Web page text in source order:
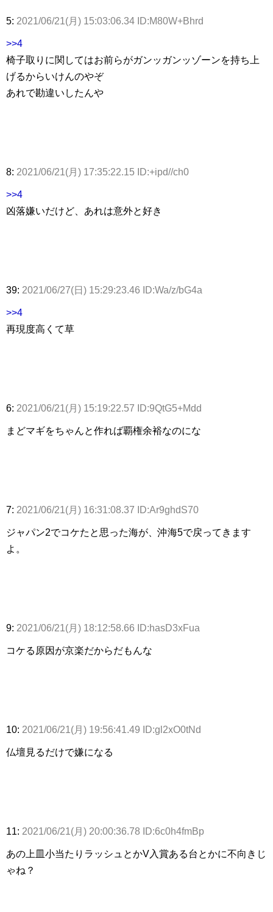
5: 2021/06/21(月) 15:03:06.34 ID:M80W+Bhrd
>>4
椅子取りに関してはお前らがガンッガンッゾーンを持ち上
げるからいけんのやぞ
あれで勘違いしたんや
8: 2021/06/21(月) 17:35:22.15 ID:+ipd//ch0
>>4
凶落嫌いだけど、あれは意外と好き
39: 2021/06/27(日) 15:29:23.46 ID:Wa/z/bG4a
>>4
再現度高くて草
6: 2021/06/21(月) 15:19:22.57 ID:9QtG5+Mdd
まどマギをちゃんと作れば覇権余裕なのにな
7: 2021/06/21(月) 16:31:08.37 ID:Ar9ghdS70
ジャパン2でコケたと思った海が、沖海5で戻ってきます
よ。
9: 2021/06/21(月) 18:12:58.66 ID:hasD3xFua
コケる原因が京楽だからだもんな
10: 2021/06/21(月) 19:56:41.49 ID:gl2xO0tNd
仏壇見るだけで嫌になる
11: 2021/06/21(月) 20:00:36.78 ID:6c0h4fmBp
あの上皿小当たりラッシュとかV入賞ある台とかに不向きじ
ゃね？